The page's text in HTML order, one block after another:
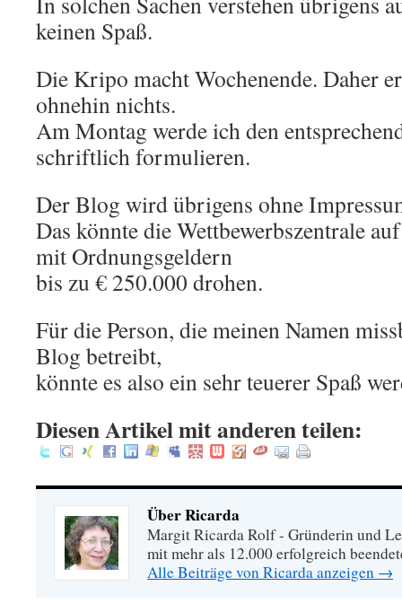
keinen Spaß.
Die Kripo macht Wochenende. Daher
ohnehin nichts.
Am Montag werde ich den
schriftlich formulieren.
Der Blog wird übrigens ohne
Das könnte die Wettbewerbszentrale
mit Ordnungsgeldern
bis zu € 250.000 drohen.
Für die Person, die meinen Namen
Blog betreibt,
könnte es also ein sehr teuerer Spaß
Diesen Artikel mit anderen teilen:
Über Ricarda
Margit Ricarda Rolf - Gründerin und
mit mehr als 12.000 erfolgreich
Alle Beiträge von Ricarda anzeigen →